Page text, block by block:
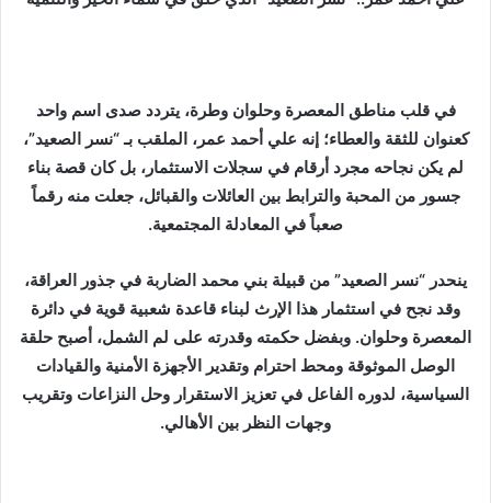
ي
إ
ر
و
ن
ي
ا
في قلب مناطق المعصرة وحلوان وطرة، يتردد صدى اسم واحد
كعنوان للثقة والعطاء؛ إنه علي أحمد عمر، الملقب بـ “نسر الصعيد”،
لم يكن نجاحه مجرد أرقام في سجلات الاستثمار، بل كان قصة بناء
جسور من المحبة والترابط بين العائلات والقبائل، جعلت منه رقماً
صعباً في المعادلة المجتمعية.
ينحدر “نسر الصعيد” من قبيلة بني محمد الضاربة في جذور العراقة،
وقد نجح في استثمار هذا الإرث لبناء قاعدة شعبية قوية في دائرة
المعصرة وحلوان. وبفضل حكمته وقدرته على لم الشمل، أصبح حلقة
الوصل الموثوقة ومحط احترام وتقدير الأجهزة الأمنية والقيادات
السياسية، لدوره الفاعل في تعزيز الاستقرار وحل النزاعات وتقريب
وجهات النظر بين الأهالي.